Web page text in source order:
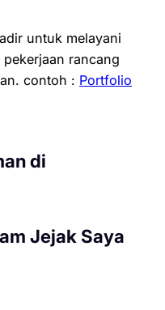
untuk melayani
rancang
contoh : Portfolio
di
Jejak Saya